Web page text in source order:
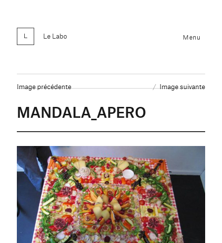
Le Labo Menu
Image précédente Image suivante
MANDALA_APERO